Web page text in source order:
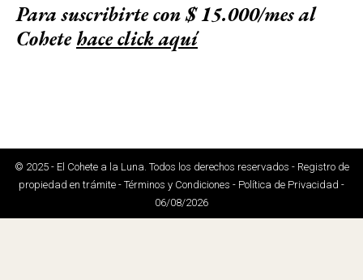
Para suscribirte con $ 15.000/mes al
Cohetehace click aquí
© 2025 - El Cohete a la Luna. Todos los derechos reservados - Registro de
propiedad en trámite - Términos y Condiciones - Política de Privacidad -
06/08/2026